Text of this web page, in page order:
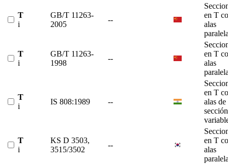
T
i
GB/T 11263-
2005
--
en T
alas
T
i
GB/T 11263-
1998
--
en T
alas
T
i
IS 808:1989 --
en T
alas de
sección
T
i
KS D 3503,
3515/3502
--
en T
alas